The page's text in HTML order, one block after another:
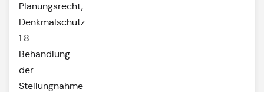
Planungsrecht,
Denkmalschutz
1.8
Behandlung
der
Stellungnahme